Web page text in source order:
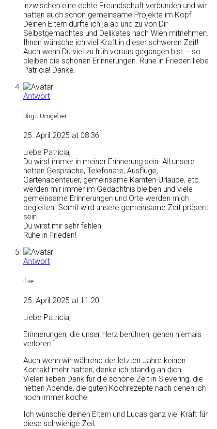
inzwischen eine echte Freundschaft verbunden und wir
hatten auch schon gemeinsame Projekte im Kopf.
Deinen Eltern durfte ich ja ab und zu von Dir
Selbstgemachtes und Delikates nach Wien mitnehmen.
Ihnen wünsche ich viel Kraft in dieser schweren Zeit!
Auch wenn Du viel zu früh voraus gegangen bist – so
bleiben die schönen Erinnerungen. Ruhe in Frieden liebe
Patricia! Danke.
Antwort
Birgit Umgeher
25. April 2025 at 08:36
Liebe Patricia,
Du wirst immer in meiner Erinnerung sein. All unsere
netten Gespräche, Telefonate, Ausflüge,
Gartenabenteuer, gemeinsame Kärnten-Urlaube, etc.
werden mir immer im Gedächtnis bleiben und viele
gemeinsame Erinnerungen und Orte werden mich
begleiten. Somit wird unsere gemeinsame Zeit präsent
sein.
Du wirst mir sehr fehlen.
Ruhe in Frieden!
Antwort
ilse
25. April 2025 at 11:20
Liebe Patricia,
Erinnerungen, die unser Herz berühren, gehen niemals
verloren.“
Auch wenn wir während der letzten Jahre keinen
Kontakt mehr hatten, denke ich ständig an dich.
Vielen lieben Dank für die schöne Zeit in Sievering, die
netten Abende, die guten Kochrezepte nach denen ich
noch immer koche.
Ich wünsche deinen Eltern und Lucas ganz viel Kraft für
diese schwierige Zeit.